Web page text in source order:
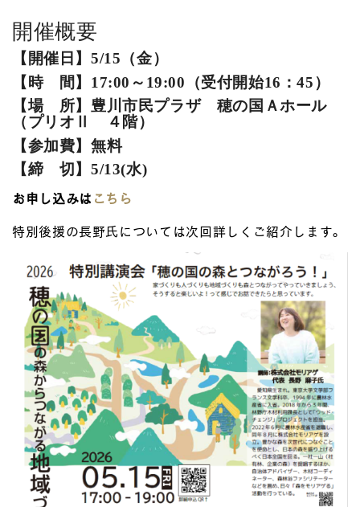
開催概要
【開催日】5/15（金）
【時 間】17:00～19:00（受付開始16：45）
【場 所】豊川市民プラザ 穂の国Ａホール
（プリオⅡ ４階）
【参加費】無料
【締 切】5/13(水)
お申し込みは こちら
特別後援の長野氏については次回詳しくご紹介します。